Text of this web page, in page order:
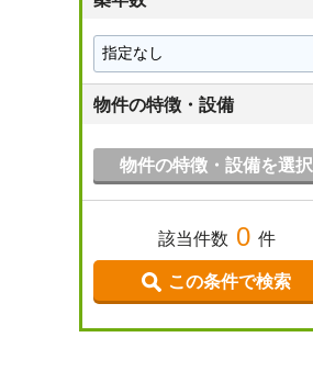
物件の特徴・設備
物件の特徴・設備を選択
該当件数 0 件
この条件で検索